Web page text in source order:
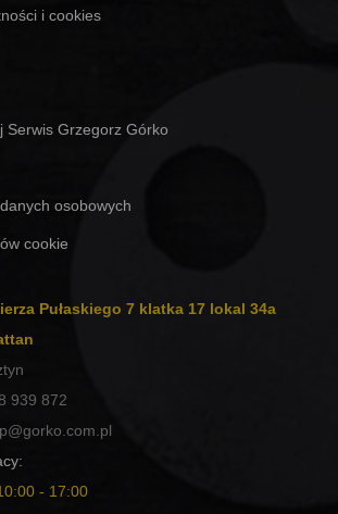
i cookies
Serwis Grzegorz Górko
osobowych
cookie
Pułaskiego 7 klatka 17 lokal 34a
939 872
- 17:00